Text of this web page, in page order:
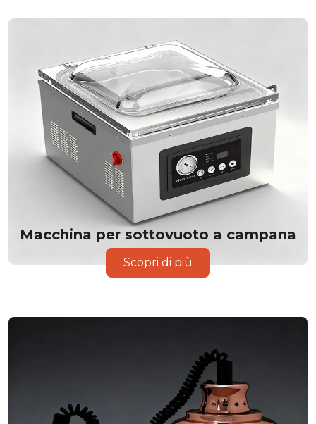
Macchina per sottovuoto a campana
Scopri di più